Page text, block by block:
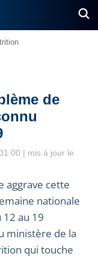
de
| mis à jour le
aggrave cette
nationale
au 19
ministère de la
qui touche